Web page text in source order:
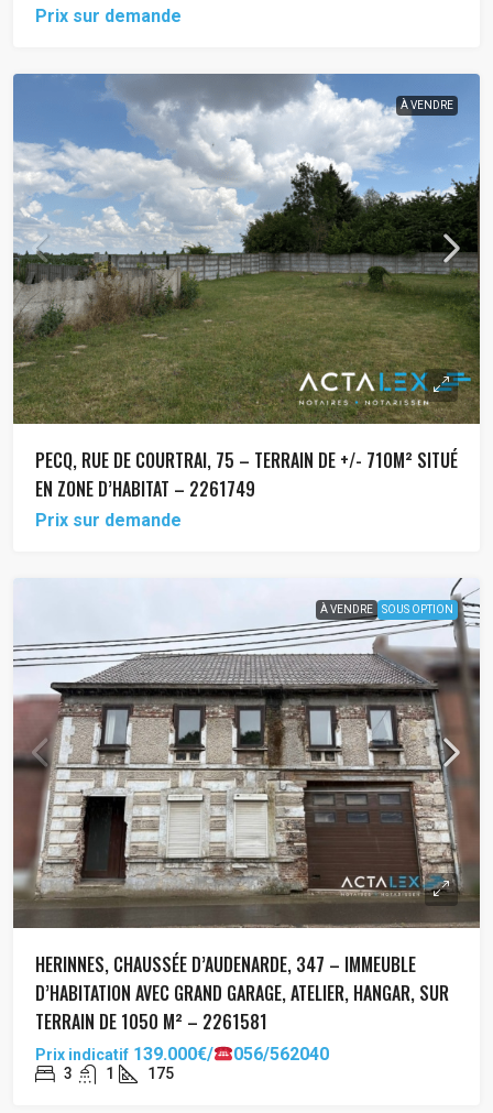
Prix sur demande
À VENDRE
PECQ, RUE DE COURTRAI, 75 – TERRAIN DE +/- 710M² SITUÉ
EN ZONE D’HABITAT – 2261749
Prix sur demande
À VENDRE SOUS OPTION
HERINNES, CHAUSSÉE D’AUDENARDE, 347 – IMMEUBLE
D’HABITATION AVEC GRAND GARAGE, ATELIER, HANGAR, SUR
TERRAIN DE 1050 M² – 2261581
Prix indicatif 139.000€/ 056/562040
3 1 175